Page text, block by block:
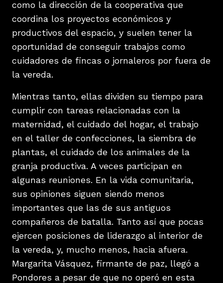
como la dirección de la cooperativa que
coordina los proyectos económicos y
productivos del espacio, y suelen tener la
oportunidad de conseguir trabajos como
cuidadores de fincas o jornaleros por fuera de
la vereda.
Mientras tanto, ellas dividen su tiempo para
cumplir con tareas relacionadas con la
maternidad, el cuidado del hogar, el trabajo
en el taller de confecciones, la siembra de
plantas, el cuidado de los animales de la
granja productiva. A veces participan en
algunas reuniones. En la vida comunitaria,
sus opiniones siguen siendo menos
importantes que las de sus antiguos
compañeros de batalla. Tanto así que pocas
ejercen posiciones de liderazgo al interior de
la vereda, y, mucho menos, hacia afuera.
Margarita Vásquez, firmante de paz, llegó a
Pondores a pesar de que no operó en esta